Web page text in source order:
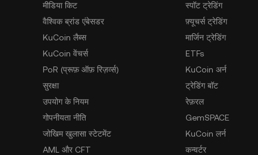
मीडिया किट
वैश्विक ब्रांड एंबेसडर
KuCoin लैब्स
KuCoin वेंचर्स
PoR (प्रूफ़ ऑफ़ रिज़र्व्स)
सुरक्षा
उपयोग के नियम
गोपनीयता नीति
जोखिम खुलासा स्टेटमेंट
AML और CFT
स्पॉट ट्रेडिंग
फ़्यूचर्स ट्रेडिंग
मार्जिन ट्रेडिंग
ETFs
KuCoin अर्न
ट्रेडिंग बॉट
रेफ़रल
GemSPACE
KuCoin लर्न
कन्वर्टर